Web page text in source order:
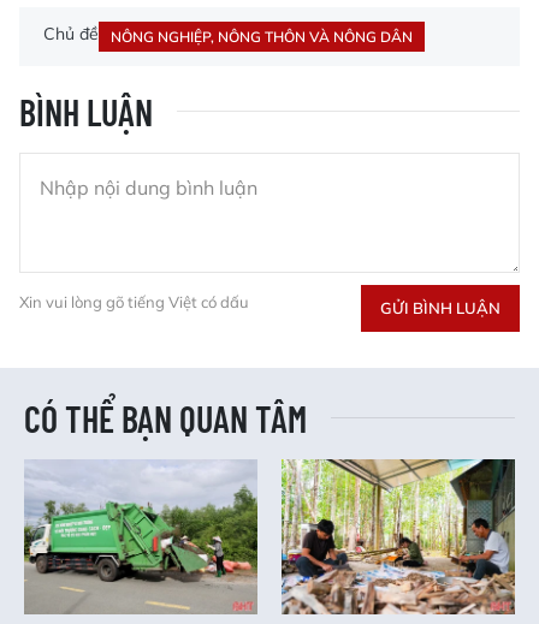
Chủ đề NÔNG NGHIỆP, NÔNG THÔN VÀ NÔNG DÂN
BÌNH LUẬN
Xin vui lòng gõ tiếng Việt có dấu GỬI BÌNH LUẬN
CÓ THỂ BẠN QUAN TÂM